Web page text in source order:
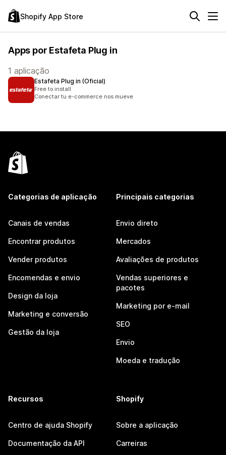
Shopify App Store
Apps por Estafeta Plug in
1 aplicação
Estafeta Plug in (Oficial)
Free to install
Conectar tu e-commerce nos mueve
Categorias de aplicação
Canais de vendas
Encontrar produtos
Vender produtos
Encomendas e envio
Design da loja
Marketing e conversão
Gestão da loja
Principais categorias
Envio direto
Mercados
Avaliações de produtos
Vendas superiores e
pacotes
Marketing por e-mail
SEO
Envio
Moeda e tradução
Recursos
Centro de ajuda Shopify
Documentação da API
Shopify
Sobre a aplicação
Carreiras